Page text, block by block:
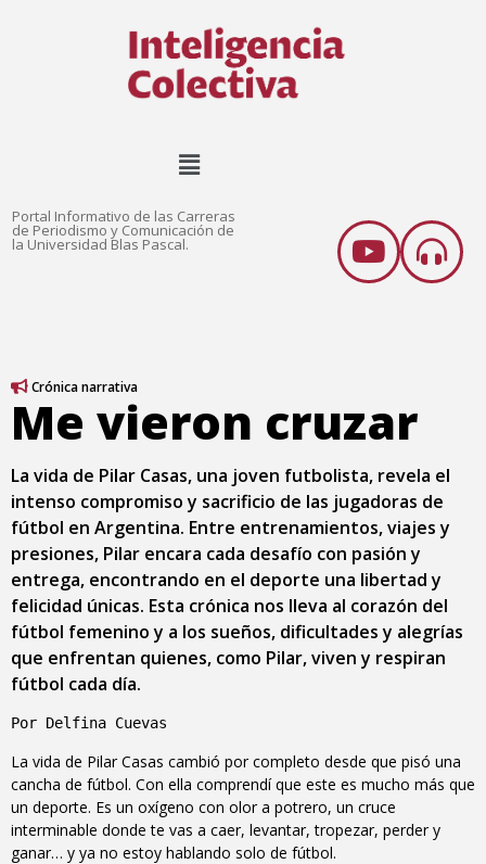
Portal Informativo de las Carreras
de Periodismo y Comunicación de
la Universidad Blas Pascal.
Crónica narrativa
Me vieron cruzar
Por Delfina Cuevas
La vida de Pilar Casas cambió por completo desde que pisó una
cancha de fútbol. Con ella comprendí que este es mucho más que
un deporte. Es un oxígeno con olor a potrero, un cruce
interminable donde te vas a caer, levantar, tropezar, perder y
ganar… y ya no estoy hablando solo de fútbol.
La vida de Pilar Casas, una joven futbolista, revela el
intenso compromiso y sacrificio de las jugadoras de
fútbol en Argentina. Entre entrenamientos, viajes y
presiones, Pilar encara cada desafío con pasión y
entrega, encontrando en el deporte una libertad y
felicidad únicas. Esta crónica nos lleva al corazón del
fútbol femenino y a los sueños, dificultades y alegrías
que enfrentan quienes, como Pilar, viven y respiran
fútbol cada día.